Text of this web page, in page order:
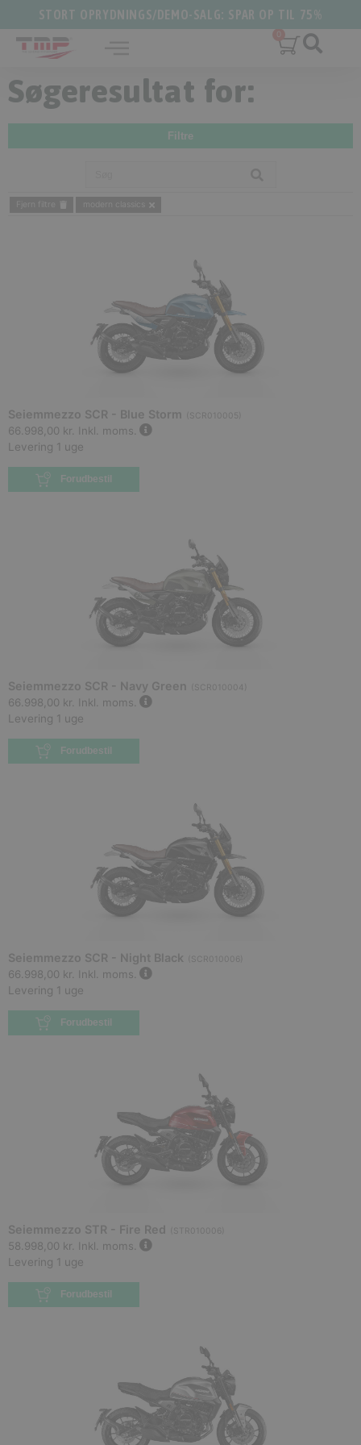
STORT OPRYDNINGS/DEMO-SALG: SPAR OP TIL 75%
Søgeresultat for:
Filtre
Seiemmezzo SCR - Blue Storm SCR010005
66.998,00 kr. Inkl. moms.
Levering 1 uge
Forudbestil
Seiemmezzo SCR - Navy Green
66.998,00 kr. Inkl. moms.
Levering 1 uge
Forudbestil
Seiemmezzo SCR - Night Black SCR010006
66.998,00 kr. Inkl. moms.
Levering 1 uge
Forudbestil
Seiemmezzo STR - Fire Red STR010006
58.998,00 kr. Inkl. moms.
Levering 1 uge
Forudbestil